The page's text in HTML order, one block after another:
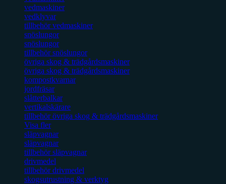
vedmaskiner
vedklyvar
tillbehör vedmaskiner
snöslungor
snöslungor
tillbehör snöslungor
övriga skog & trädgårdsmaskiner
övriga skog & trädgårdsmaskiner
kompostkvarnar
jordfräsar
slåtterbalkar
vertikalskärare
tillbehör övriga skog & trädgårdsmaskiner
Visa fler
släpvagnar
släpvagnar
tillbehör släpvagnar
drivmedel
tillbehör drivmedel
skogsutrustning & verktyg